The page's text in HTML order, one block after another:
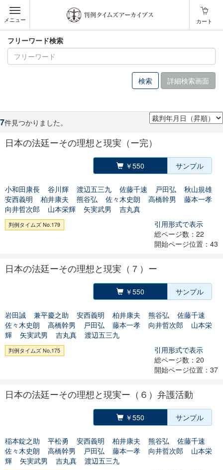
メニュー カート
フリーワード検索
詳細検索画面
7件見つかりました。
日本の法廷ーその理想と現実（ー完）
￥550 サンプル
小和田康長 谷川輝 渡辺五三九 佐藤千速 戸田弘
秋山規雄
安西義明
柏井康夫 熊谷弘 佐々木史朗 高橋幹男
藤本一孝
向井哲次郎
山本栄輝 矢実武男 吉丸真
判例タイムズ No.179
引用形式で表示
総ページ数：22
開始ページ位置：43
日本の法廷ーその理想と現実（７）ー
￥550 サンプル
岩田誠 兼平慶之助 安西義明 柏井康夫 熊谷弘
佐藤千速
佐々木史朗
高橋幹男 戸田弘 藤本一孝 向井哲次郎
山本栄
輝
矢実武男 吉丸真 渡辺五三九
判例タイムズ No.175
引用形式で表示
総ページ数：20
開始ページ位置：37
日本の法廷ーその理想と現実ー（６）弁護活動
￥550 サンプル
稲本錠之助 平松勇 安西義明 柏井康夫 熊谷弘
佐藤千速
佐々木史朗
高橋幹男 戸田弘 藤本一孝 向井哲次郎
山本栄
輝
矢実武男 吉丸真 渡辺五三九